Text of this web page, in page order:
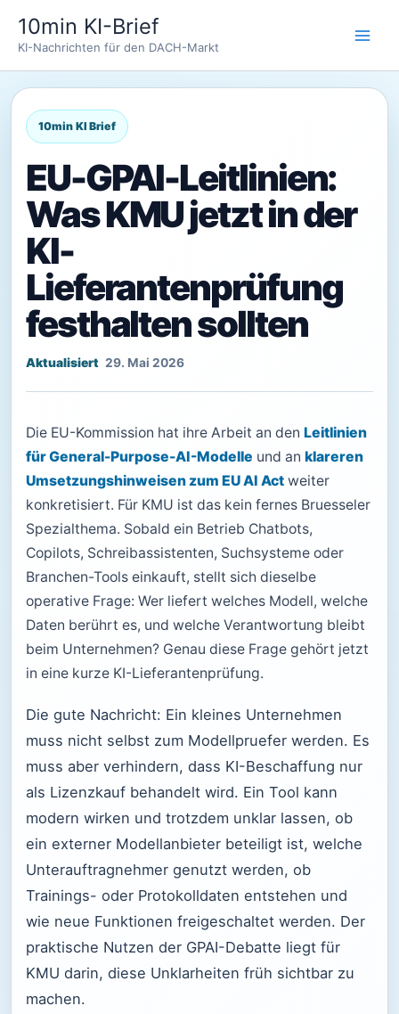
Inhalt
springen
10min KI-Brief
KI-Nachrichten für den DACH-Markt
EU-GPAI-Leitlinien:
Was KMU jetzt in der
KI-
Lieferantenprüfung
festhalten sollten
29. Mai 2026
Die EU-Kommission hat ihre Arbeit an den Leitlinien
für General-Purpose-AI-Modelle und an klareren
Umsetzungshinweisen zum EU AI Act weiter
konkretisiert. Für KMU ist das kein fernes Bruesseler
Spezialthema. Sobald ein Betrieb Chatbots,
Copilots, Schreibassistenten, Suchsysteme oder
Branchen-Tools einkauft, stellt sich dieselbe
operative Frage: Wer liefert welches Modell, welche
Daten berührt es, und welche Verantwortung bleibt
beim Unternehmen? Genau diese Frage gehört jetzt
in eine kurze KI-Lieferantenprüfung.
Die gute Nachricht: Ein kleines Unternehmen
muss nicht selbst zum Modellpruefer werden. Es
muss aber verhindern, dass KI-Beschaffung nur
als Lizenzkauf behandelt wird. Ein Tool kann
modern wirken und trotzdem unklar lassen, ob
ein externer Modellanbieter beteiligt ist, welche
Unterauftragnehmer genutzt werden, ob
Trainings- oder Protokolldaten entstehen und
wie neue Funktionen freigeschaltet werden. Der
praktische Nutzen der GPAI-Debatte liegt für
KMU darin, diese Unklarheiten früh sichtbar zu
machen.